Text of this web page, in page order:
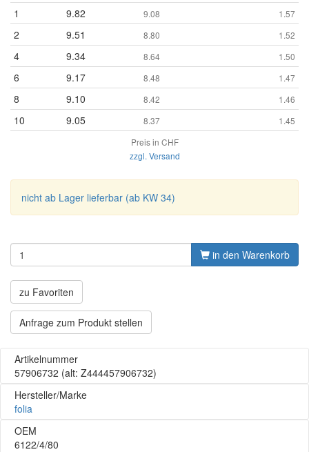
1 9.82 9.08 1.57
2 9.51 8.80 1.52
4 9.34 8.64 1.50
6 9.17 8.48 1.47
8 9.10 8.42 1.46
10 9.05 8.37
1.45
Preis in CHF
zzgl. Versand
nicht ab Lager lieferbar (ab KW 34)
in den Warenkorb
zu Favoriten
Anfrage zum Produkt stellen
Artikelnummer
57906732 (alt: Z444457906732)
Hersteller/Marke
folia
OEM
6122/4/80